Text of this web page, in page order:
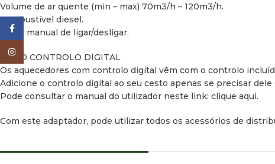
Volume de ar quente (min – max) 70m3/h – 120m3/h.
Combustível diesel.
Modo manual de ligar/desligar.
NOVO CONTROLO DIGITAL
Os aquecedores com controlo digital vêm com o controlo
Adicione o controlo digital ao seu cesto apenas se precisar
Pode consultar o manual do utilizador neste link: clique aqui.
Com este adaptador, pode utilizar todos os acessórios de
Facebook
Instagram